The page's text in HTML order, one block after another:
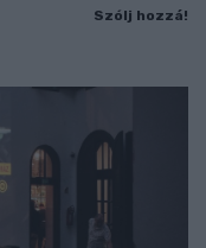
Szólj hozzá!